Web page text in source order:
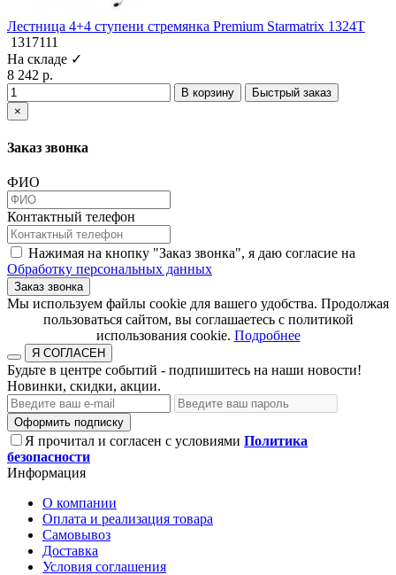
Лестница 4+4 ступени стремянка Premium Starmatrix 1324T
1317111
На складе ✓
8 242 р.
В корзину
Быстрый заказ
×
Заказ звонка
ФИО
Контактный телефон
Нажимая на кнопку "Заказ звонка", я даю согласие на
Обработку персональных данных
Заказ звонка
​​​​​​​Мы используем файлы cookie для вашего удобства. Продолжая
пользоваться сайтом, вы соглашаетесь с политикой
использования cookie.​​​​​​​ Подробнее
Я СОГЛАСЕН
Будьте в центре событий - подпишитесь на наши новости!
Новинки, скидки, акции.
Оформить подписку
Я прочитал и согласен с условиями Политика
безопасности
Информация
О компании
Оплата и реализация товара
Самовывоз
Доставка
Условия соглашения